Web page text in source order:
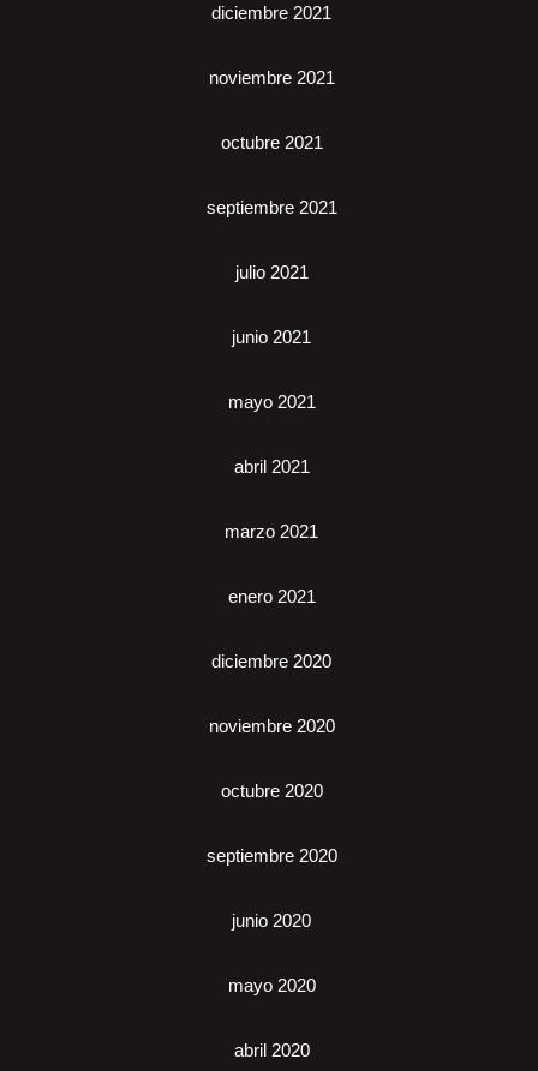
diciembre 2021
noviembre 2021
octubre 2021
septiembre 2021
julio 2021
junio 2021
mayo 2021
abril 2021
marzo 2021
enero 2021
diciembre 2020
noviembre 2020
octubre 2020
septiembre 2020
junio 2020
mayo 2020
abril 2020